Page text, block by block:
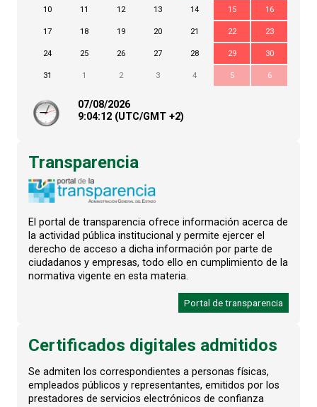
10 11 12 13 14 15 16
17 18 19 20 21 22 23
24 25 26 27 28 29 30
31 1 2 3 4 5 6
07/08/2026
9:04:12 (UTC/GMT +2)
Transparencia
El portal de transparencia ofrece información acerca de
la actividad pública institucional y permite ejercer el
derecho de acceso a dicha información por parte de
ciudadanos y empresas, todo ello en cumplimiento de la
normativa vigente en esta materia.
Portal de transparencia
Certificados digitales admitidos
Se admiten los correspondientes a personas físicas,
empleados públicos y representantes, emitidos por los
prestadores de servicios electrónicos de confianza